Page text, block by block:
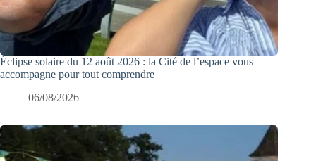
Éclipse solaire du 12 août 2026 : la Cité de l’espace vous
accompagne pour tout comprendre
06/08/2026